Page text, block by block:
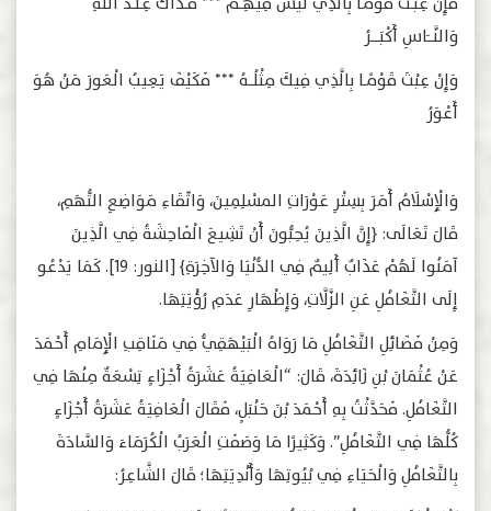
وَالنَّـــــَاسِ أَكْبَـــــــرُ
وَإِنْ عِبْتَ قَوْمًــا بِالَّذِي فِيكَ مِثْلُــــهُ *** فَكَيْفَ يَعِيبُ الْعَورَ مَنْ هُوَ
أَعْوَرُ
وَالْإِسْلَامُ أَمَرَ بِسِتْرِ عَوْرَاتِ المسْلِمِينَ، وَاتِّقَاءِ مَوَاضِعِ التُّهَمِ،
قَالَ تَعَالَى: ﴿إِنَّ الَّذِينَ يُحِبُّونَ أَنْ تَشِيعَ الْفَاحِشَةُ فِي الَّذِينَ
آمَنُوا لَهُمْ عَذَابٌ أَلِيمٌ فِي الدُّنْيَا وَالآخِرَةِ﴾ [النور: 19]. كَمَا يَدْعُو
إِلَى التَّغَافُلِ عَنِ الزَّلَّاتِ، وَإِظْهَارِ عَدَمِ رُؤْيَتِهَا.
وَمِنْ فَضَائِلِ التَّغَافُلِ مَا رَوَاهُ الْبَيْهَقِيُّ فِي مَنَاقِبِ الْإِمَامِ أَحْمَدَ
عَنْ عُثْمَانَ بْنِ زَائِدَةَ، قَالَ: “الْعَافِيَةُ عَشَرَةُ أَجْزَاءٍ تِسْعَةٌ مِنْهَا فِي
التَّغَافُلِ. فَحَدَّثْتُ بِهِ أَحْمَدَ بْنَ حَنْبَلٍ، فَقَالَ الْعَافِيَةُ عَشَرَةُ أَجْزَاءٍ
كُلُّهَا فِي التَّغَافُلِ”. وَكَثِيرًا مَا وَصَفَتِ الْعَرَبُ الْكُرَمَاءَ وَالسَّادَةَ
بِالتَّغَافُلِ وَالْحَيَاءِ فِي بُيُوتِهَا وَأَنْدِيَتِهَا؛ قَالَ الشَّاعِرُ: